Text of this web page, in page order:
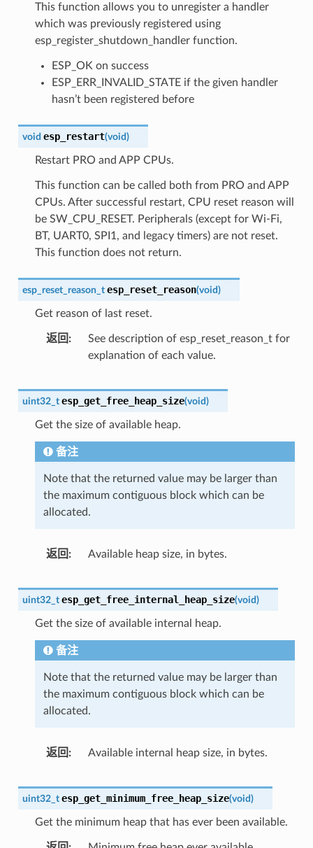
This function allows you to unregister a handler
which was previously registered using
esp_register_shutdown_handler function.
ESP_OK on success
ESP_ERR_INVALID_STATE if the given handler
hasn’t been registered before
void esp_restart(void)
Restart PRO and APP CPUs.
This function can be called both from PRO and APP
CPUs. After successful restart, CPU reset reason will
be SW_CPU_RESET. Peripherals (except for Wi-Fi,
BT, UART0, SPI1, and legacy timers) are not reset.
This function does not return.
esp_reset_reason_t esp_reset_reason(void)
Get reason of last reset.
返回
See description of esp_reset_reason_t for
explanation of each value.
uint32_t esp_get_free_heap_size(void)
Get the size of available heap.
备注
Note that the returned value may be larger than
the maximum contiguous block which can be
allocated.
返回 Available heap size, in bytes.
uint32_t esp_get_free_internal_heap_size(void)
Get the size of available internal heap.
备注
Note that the returned value may be larger than
the maximum contiguous block which can be
allocated.
返回 Available internal heap size, in bytes.
uint32_t esp_get_minimum_free_heap_size(void)
Get the minimum heap that has ever been available.